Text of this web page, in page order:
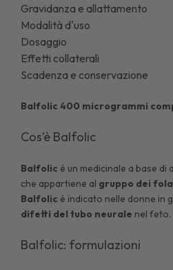
Gravidanza e allattamento
Modalità d'uso
Dosaggio
Effetti collaterali
Scadenza e conservazione
Balfolic 400 microgrammi
Cos’è Balfolic
Balfolic è un medicinale a base
che appartiene al gruppo dei
Balfolic è indicato nelle donne in
difetti del tubo neurale nel feto.
Balfolic: formulazioni